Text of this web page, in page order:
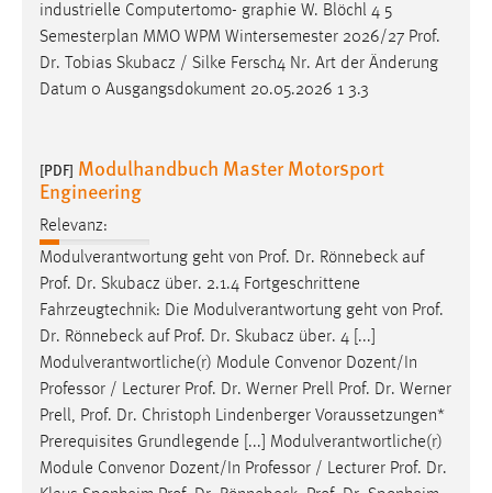
industrielle Computertomo- graphie W. Blöchl 4 5
Semesterplan MMO WPM Wintersemester 2026/27 Prof.
Dr. Tobias Skubacz / Silke Fersch4 Nr. Art der Änderung
Datum 0 Ausgangsdokument 20.05.2026 1 3.3
[PDF] Modulhandbuch Master Motorsport
Engineering
Relevanz:
Modulverantwortung geht von Prof. Dr. Rönnebeck auf
Prof. Dr. Skubacz über. 2.1.4 Fortgeschrittene
Fahrzeugtechnik: Die Modulverantwortung geht von Prof.
Dr. Rönnebeck auf Prof. Dr. Skubacz über. 4 [...]
Modulverantwortliche(r) Module Convenor Dozent/In
Professor / Lecturer Prof. Dr. Werner Prell Prof. Dr. Werner
Prell, Prof. Dr. Christoph Lindenberger Voraussetzungen*
Prerequisites Grundlegende [...] Modulverantwortliche(r)
Module Convenor Dozent/In Professor / Lecturer Prof. Dr.